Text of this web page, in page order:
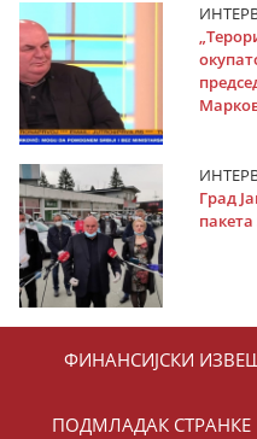
Град
пакета
ФИНАНСИЈСКИ
ПОДМЛАДАК СТРАНКЕ